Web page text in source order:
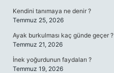
Kendini tanımaya ne denir ?
Temmuz 25, 2026
Ayak burkulması kaç günde geçer ?
Temmuz 21, 2026
İnek yoğurdunun faydaları ?
Temmuz 19, 2026